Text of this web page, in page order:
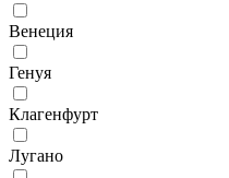
Венеция
Генуя
Клагенфурт
Лугано